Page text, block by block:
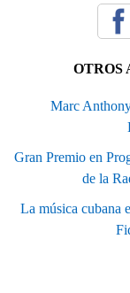
OTROS
Marc
Gran Premio en
de la
La música cubana